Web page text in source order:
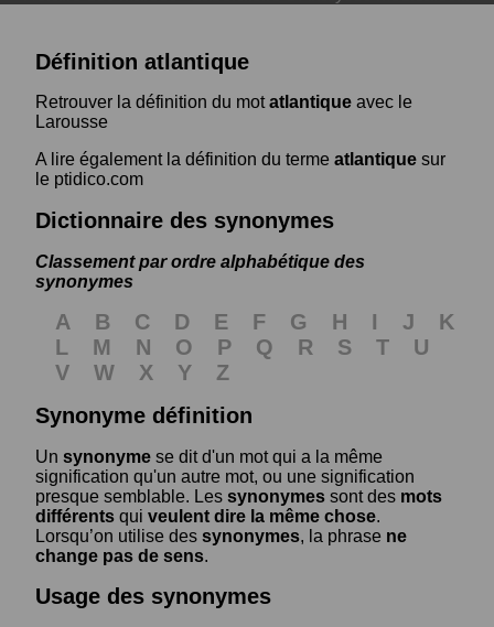
Définition atlantique
Retrouver la définition du motatlantique avec le
Larousse
A lire également la définition du terme atlantique sur
le ptidico.com
Dictionnaire des synonymes
Classement par ordre alphabétique des
synonymes
A B C D E F G H I J
K
L
M N O P Q R S T
U
V
W X Y
Z
Synonyme définition
Un synonyme se dit d'un mot qui a la même
signification qu'un autre mot, ou une signification
presque semblable. Les synonymes sont des mots
différents qui veulent dire la même chose.
Lorsqu’on utilise des synonymes, la phrase ne
change pas de sens.
Usage des synonymes